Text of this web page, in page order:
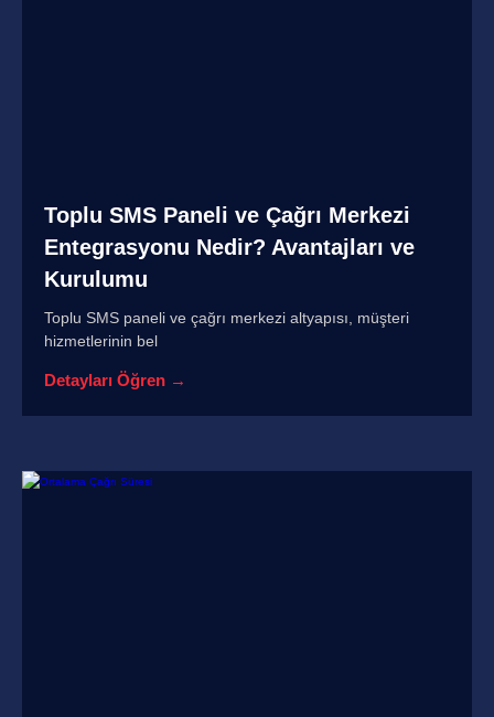
Toplu SMS Paneli ve Çağrı Merkezi
Entegrasyonu Nedir? Avantajları ve
Kurulumu
Toplu SMS paneli ve çağrı merkezi altyapısı, müşteri
hizmetlerinin bel
Detayları Öğren →